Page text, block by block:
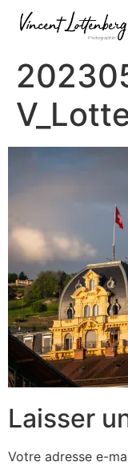
Laisser
Votre adresse e-